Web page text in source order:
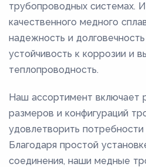
трубопроводных системах.
качественного медного
надежность и
устойчивость к коррозии и
теплопроводность.
Наш ассортимент включает
размеров и конфигураций
удовлетворить
Благодаря простой
соединения, наши медные